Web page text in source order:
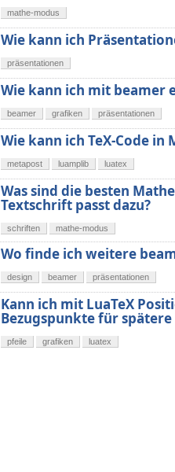
mathe-modus
Wie kann ich
präsentationen
Wie kann ich mit beamer
beamer grafiken präsentationen
Wie kann ich TeX-Code
metapost luamplib luatex
Was sind die besten
Textschrift passt dazu?
schriften mathe-modus
Wo finde ich weitere
design beamer präsentationen
Kann ich mit LuaTeX
Bezugspunkte für
pfeile grafiken luatex